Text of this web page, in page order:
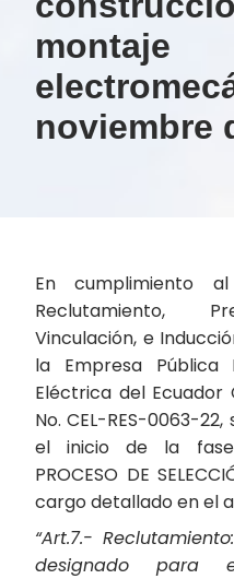
montaje
noviembre
En cumplimiento
Reclutamiento,
Vinculación, e
la Empresa Pública
Eléctrica del Ecuador
No. CEL-RES-0063-
el inicio de la
PROCESO DE
cargo detallado en el
“Art.7.-
designado